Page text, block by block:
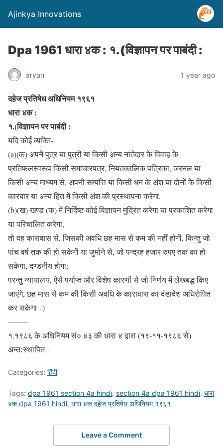
Ajinkya Innovations
Dpa 1961 धारा ४क : १.(विज्ञापन पर पाबंदी :
aryan 1 year ago
दहेज प्रतिषेध अधिनियम १९६१
धारा ४क :
१.(विज्ञापन पर पाबंदी :
यदि कोई व्यक्ति-
(a)(क) अपने पुत्र या पुत्री या किसी अन्य नातेदार के विवाह के
प्रतिफलस्वरूप किसी समाचारपत्र, नियतकालिक पत्रिका, जरनल या
किसी अन्य माध्यम से, अपनी सम्पत्ति या किसी धन के अंश या दोनों के किसी
कारबार या अन्य हित में किसी अंश की प्रस्थापना करेगा,
(b)(ख) खण्ड (क) में निर्दिष्ट कोई विज्ञापन मुद्रित करेगा या प्रकाशित करेगा
या परिचालित करेगा,
तो वह कारावास से, जिसकी अवधि छह मास से कम की नहीं होगी, किन्तु जो
पांच वर्ष तक की हो सकेगी या जुर्माने से, जो पन्द्रह हजार रुपए तक का हो
सकेगा, दण्डनीय होगा:
परन्तु न्यायालय, ऐसे पर्याप्त और विशेष कारणों से जो निर्णय में लेखबद्ध किए
जाएंगे, छह मास से कम की किसी अवधि के कारावास का दंडादेश अधिरोपित
कर सकेगा।)
——–
१.१९८६ के अधिनियम सं० ४३ की धारा ४ द्वारा (१९-११-१९८६ से)
अन्तःस्थापित।
Categories: हिंदी
Tags: dpa 1961 section 4a hindi, section 4a dpa 1961 hindi, धारा
४क dpa 1961 hindi, धारा ४क दहेज प्रतिषेध अधिनियम १९६१
Leave a Comment